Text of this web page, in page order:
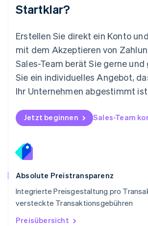
Startklar?
Erstellen Sie direkt ein Konto
mit dem Akzeptieren von
Sales-Team berät Sie gerne
Sie ein individuelles Angebot,
Ihr Unternehmen abgestimmt
Jetzt beginnen Sales-Team
Absolute Preistransparenz
Integrierte Preisgestaltung pro
versteckte Transaktionsgebühren
Preisübersicht
Nederlands English
Norwegen
Österreich
Polen
English
Portugal
Português English
Rumänien
Schweden
Svenska English
Deutsch
Singapur
English
Slowakei
Slowenien
EnglishItaliano
Sonderverwaltungsregion Hongkong,